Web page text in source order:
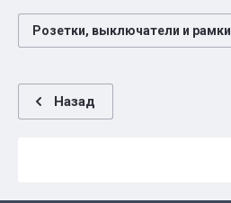
Розетки, выключатели и рамки
Назад